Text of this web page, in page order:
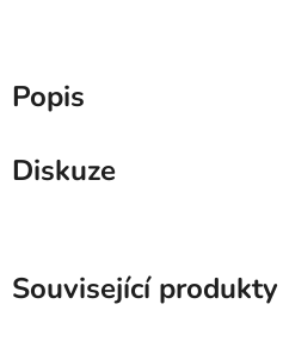
Popis
Diskuze
Související produkty